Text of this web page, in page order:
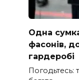
Одна
фасонів,
гардеробі
Погодьтесь: